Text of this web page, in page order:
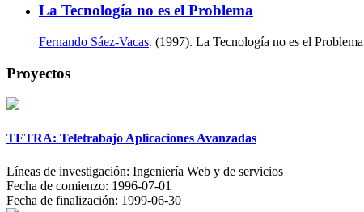
La Tecnología no es el Problema
Fernando Sáez-Vacas. (1997). La Tecnología no es el
Proyectos
TETRA: Teletrabajo Aplicaciones Avanzadas
Líneas de investigación: Ingeniería Web y de servicios
Fecha de comienzo: 1996-07-01
Fecha de finalización: 1999-06-30